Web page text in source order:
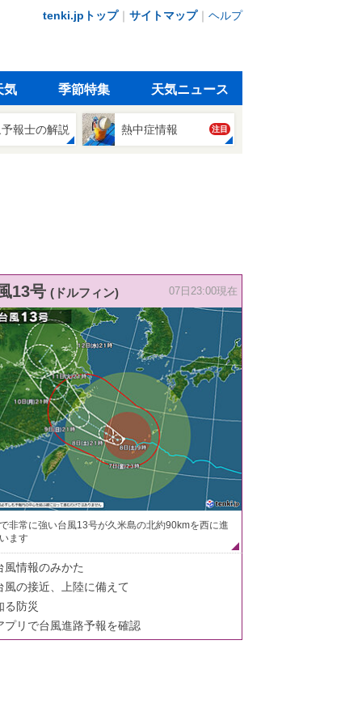
tenki.jpトップ｜ サイトマップ｜ ヘルプ
気 季節特集 天気ニュース
報士の解説 熱中症情報 注目
13号 (ドルフィン) 07日23:00現在
非常に強い台風13号が久米島の北約90kmを西に進
ます
風情報のみかた
風の接近、上陸に備えて
る防災
プリで台風進路予報を確認